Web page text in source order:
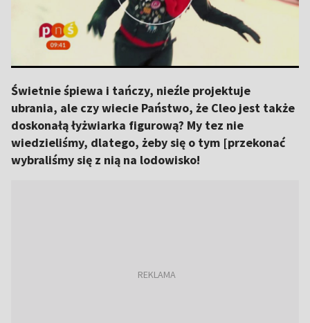
Świetnie śpiewa i tańczy, nieźle projektuje
ubrania, ale czy wiecie Państwo, że Cleo jest także
doskonałą łyżwiarka figurową? My tez nie
wiedzieliśmy, dlatego, żeby się o tym [przekonać
wybraliśmy się z nią na lodowisko!